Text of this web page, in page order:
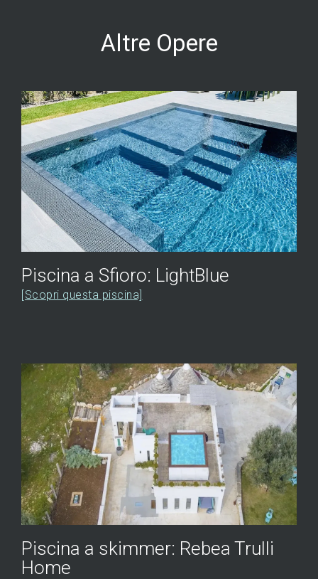
Altre Opere
Piscina a Sfioro: LightBlue
[Scopri questa piscina]
Piscina a skimmer: Rebea Trulli
Home